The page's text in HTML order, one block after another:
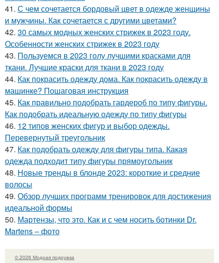
41. С чем сочетается бордовый цвет в одежде женщины
и мужчины. Как сочетается с другими цветами?
42. 30 самых модных женских стрижек в 2023 году.
Особенности женских стрижек в 2023 году
43. Пользуемся в 2023 голу лучшими красками для
ткани. Лучшие краски для ткани в 2023 году
44. Как покрасить одежду дома. Как покрасить одежду в
машинке? Пошаговая инструкция
45. Как правильно подобрать гардероб по типу фигуры.
Как подобрать идеальную одежду по типу фигуры
46. 12 типов женских фигур и выбор одежды.
Перевернутый треугольник
47. Как подобрать одежду для фигуры типа. Какая
одежда подходит типу фигуры прямоугольник
48. Новые тренды в блонде 2023: короткие и средние
волосы
49. Обзор лучших программ тренировок для достижения
идеальной формы
50. Мартензы, что это. Как и с чем носить ботинки Dr.
Martens – фото
© 2026 Модная подружка